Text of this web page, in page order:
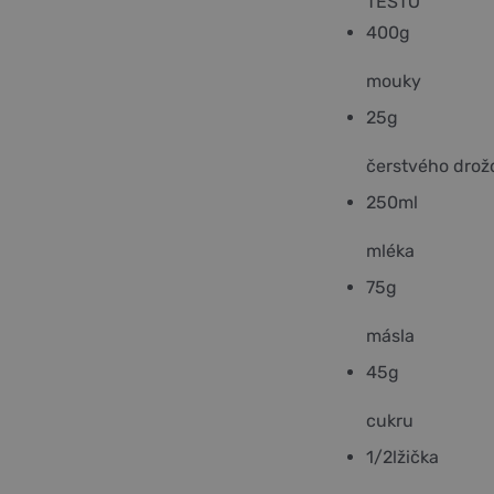
400g
mouky
25g
čerstvého
250ml
mléka
75g
másla
45g
cukru
1/2lžička